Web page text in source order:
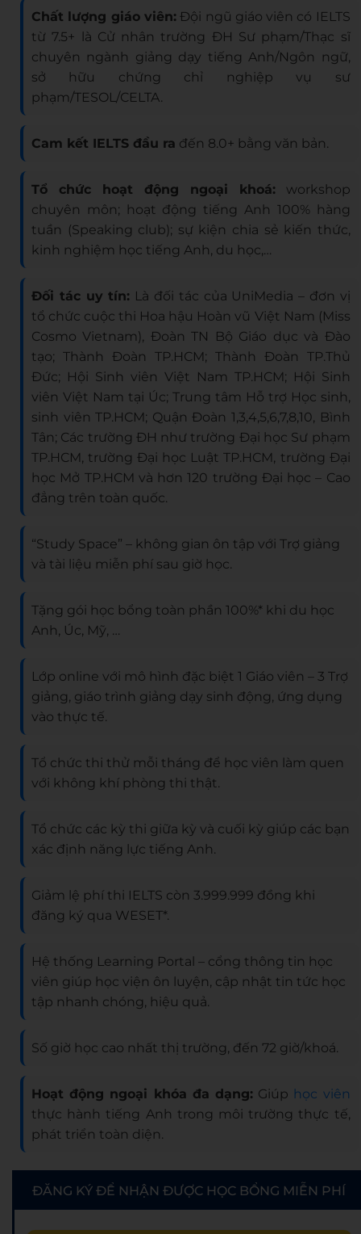
Chất lượng giáo viên:Đội ngũ giáo viên có IELTS
từ 7.5+ là Cử nhân trường ĐH Sư phạm/Thạc sĩ
chuyên ngành giảng dạy tiếng Anh/Ngôn ngữ,
sở hữu chứng chỉ nghiệp vụ sư
phạm/TESOL/CELTA.
Cam kết IELTS đầu ra đến 8.0+ bằng văn bản.
Tổ chức hoạt động ngoại khoá:workshop
chuyên môn; hoạt động tiếng Anh 100% hàng
tuần (Speaking club); sự kiện chia sẻ kiến thức,
kinh nghiệm học tiếng Anh, du học,…
Đối tác uy tín: Là đối tác của UniMedia – đơn vị
tổ chức cuộc thi Hoa hậu Hoàn vũ Việt Nam (Miss
Cosmo Vietnam), Đoàn TN Bộ Giáo dục và Đào
tạo; Thành Đoàn TP.HCM; Thành Đoàn TP.Thủ
Đức; Hội Sinh viên Việt Nam TP.HCM; Hội Sinh
viên Việt Nam tại Úc; Trung tâm Hỗ trợ Học sinh,
sinh viên TP.HCM; Quận Đoàn 1,3,4,5,6,7,8,10, Bình
Tân; Các trường ĐH như trường Đại học Sư phạm
TP.HCM, trường Đại học Luật TP.HCM, trường Đại
học Mở TP.HCM và hơn 120 trường Đại học – Cao
đẳng trên toàn quốc.
“Study Space” – không gian ôn tập với Trợ giảng
và tài liệu miễn phí sau giờ học.
Tặng gói học bổng toàn phần 100%* khi du học
Anh, Úc, Mỹ, …
Lớp online với mô hình đặc biệt 1 Giáo viên – 3 Trợ
giảng, giáo trình giảng dạy sinh động, ứng dụng
vào thực tế.
Tổ chức thi thử mỗi tháng để học viên làm quen
với không khí phòng thi thật.
Tổ chức các kỳ thi giữa kỳ và cuối kỳ giúp các bạn
xác định năng lực tiếng Anh.
Giảm lệ phí thi IELTS còn 3.999.999 đồng khi
đăng ký qua WESET*.
Hệ thống Learning Portal – cổng thông tin học
viên giúp học viện ôn luyện, cập nhật tin tức học
tập nhanh chóng, hiệu quả.
Số giờ học cao nhất thị trường, đến 72 giờ/khoá.
Hoạt động ngoại khóa đa dạng: Giúp học viên
thực hành tiếng Anh trong môi trường thực tế,
phát triển toàn diện.
ĐĂNG KÝ ĐỂ NHẬN ĐƯỢC HỌC BỔNG MIỄN PHÍ